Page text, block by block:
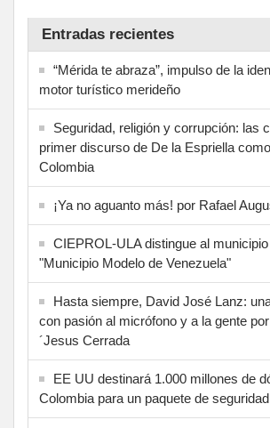
Entradas recientes
“Mérida te abraza”, impulso de la
motor turístico merideño
Seguridad, religión y corrupción: las
primer discurso de De la Espriella
Colombia
¡Ya no aguanto más! por Rafael
CIEPROL-ULA distingue al
"Municipio Modelo de Venezuela"
Hasta siempre, David José Lanz:
con pasión al micrófono y a la gente
´Jesus Cerrada
EE UU destinará 1.000 millones de
Colombia para un paquete de seguridad